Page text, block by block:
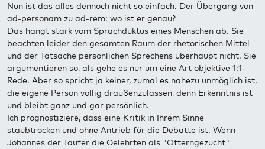
Nun ist das alles dennoch nicht so einfach. Der Übergang von
ad-personam zu ad-rem: wo ist er genau?
Das hängt stark vom Sprachduktus eines Menschen ab. Sie
beachten leider den gesamten Raum der rhetorischen Mittel
und der Tatsache persönlichen Sprechens überhaupt nicht. Sie
argumentieren so, als gehe es nur um eine Art objektive 1:1-
Rede. Aber so spricht ja keiner, zumal es nahezu unmöglich ist,
die eigene Person völlig draußenzulassen, denn Erkenntnis ist
und bleibt ganz und gar persönlich.
Ich prognostiziere, dass eine Kritik in Ihrem Sinne
staubtrocken und ohne Antrieb für die Debatte ist. Wenn
Johannes der Täufer die Gelehrten als "Otterngezücht"